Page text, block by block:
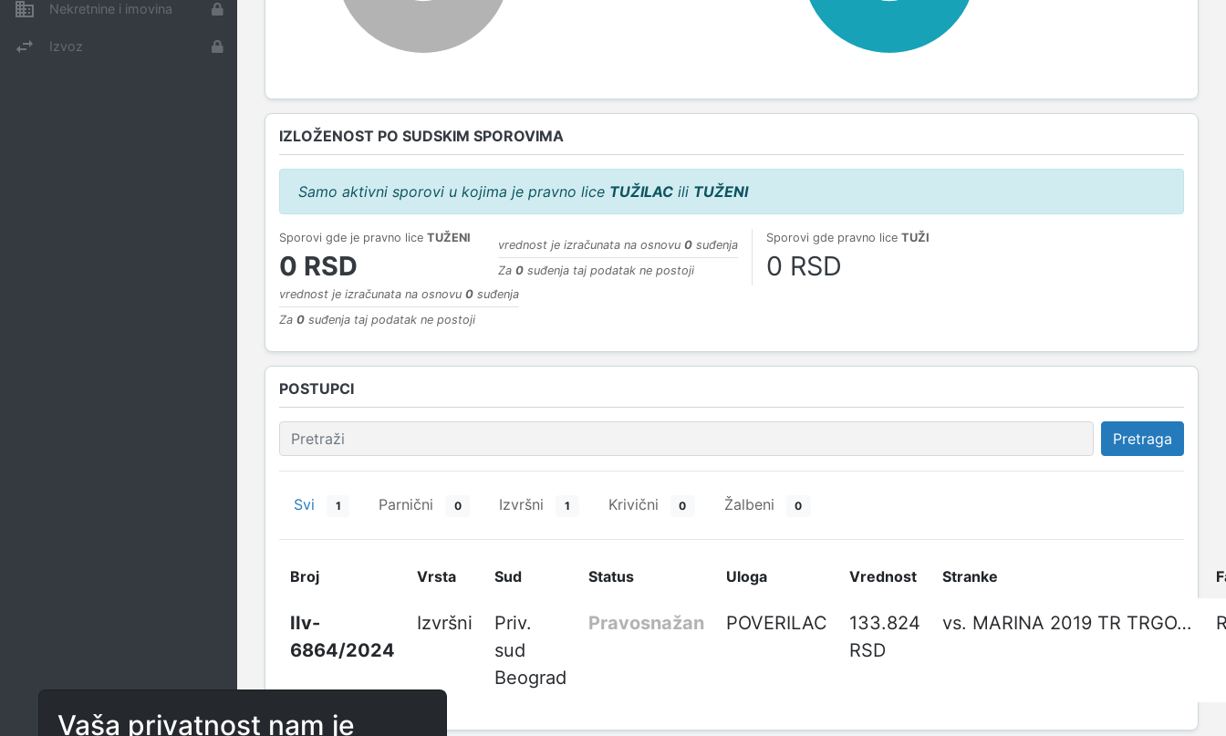
Nekretnine i imovina
Izvoz
IZLOŽENOST PO SUDSKIM SPOROVIMA
Samo aktivni sporovi u kojima je pravno lice TUŽILAC ili TUŽENI
Sporovi gde je pravno lice TUŽENI
0 RSD
vrednost je izračunata na osnovu 0 suđenja
Za 0 suđenja taj podatak ne postoji
Sporovi gde pravno lice TUŽI
0 RSD
vrednost je izračunata na osnovu 0 suđenja
Za 0 suđenja taj podatak ne postoji
POSTUPCI
Pretraga
Svi 1 Parnični 0 Izvršni 1 Krivični 0 Žalbeni 0
Broj Vrsta Sud Status Uloga Vrednost Stranke
IIv-
6864/2024
Izvršni
Priv.
sud
Beograd
Pravosnažan POVERILAC
133.824
RSD
vs. MARINA 2019 TR TRGOVINA NA MALO MARINA JOVANOVA PR
Vaša privatnost nam je